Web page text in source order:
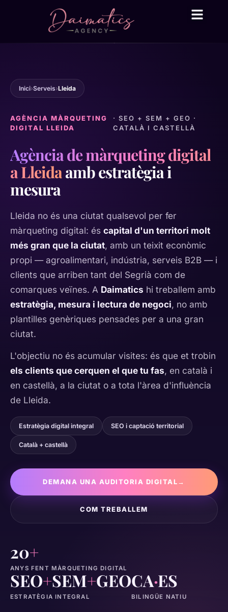
Inici›Serveis›Lleida
AGÈNCIA MÀRQUETING
DIGITAL LLEIDA
· SEO + SEM + GEO ·
CATALÀ I CASTELLÀ
Agència de màrqueting digital
a Lleidaamb estratègia i
mesura
Lleida no és una ciutat qualsevol per fer
màrqueting digital: és capital d'un territori molt
més gran que la ciutat, amb un teixit econòmic
propi — agroalimentari, indústria, serveis B2B — i
clients que arriben tant del Segrià com de
comarques veïnes. A Daimatics hi treballem amb
estratègia, mesura i lectura de negoci, no amb
plantilles genèriques pensades per a una gran
ciutat.
L'objectiu no és acumular visites: és que et trobin
els clients que cerquen el que tu fas, en català i
en castellà, a la ciutat o a tota l'àrea d'influència
de Lleida.
Estratègia digital integral SEO i captació territorial
Català + castellà
DEMANA UNA AUDITORIA DIGITAL→
COM TREBALLEM
20+
ANYS FENT MÀRQUETING DIGITAL
SEO+SEM+GEO
ESTRATÈGIA INTEGRAL
CA·ES
BILINGÜE NATIU
Daima Business AI
● En línia